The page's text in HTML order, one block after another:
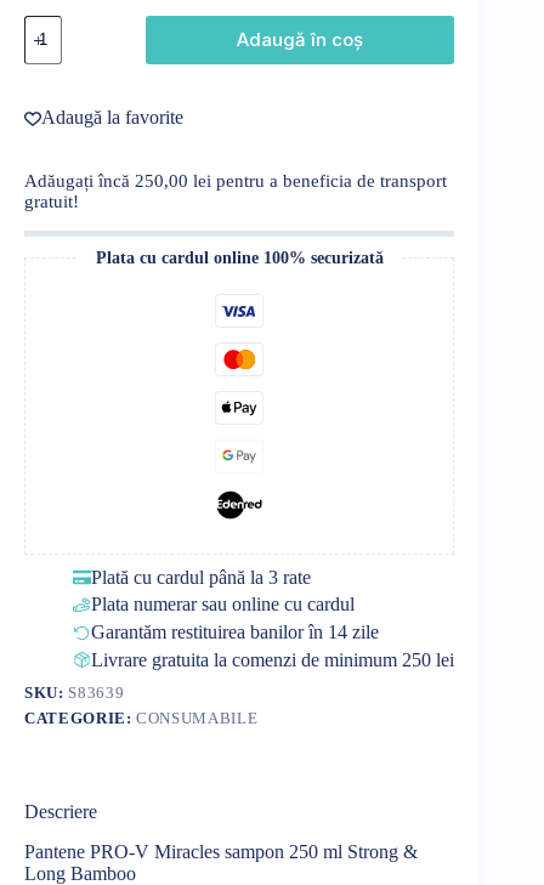
Cantitate
Pantene
PRO-
Miracles
sampon
Strong
&
Long
Adaugă în coș
Adaugă la favorite
Adăugați încă 250,00 lei pentru a beneficia de transport
gratuit!
Plata cu cardul online 100% securizată
Plată cu cardul până la 3 rate
Plata numerar sau online cu cardul
Garantăm restituirea banilor în 14 zile
Livrare gratuita la comenzi de minimum 250 lei
SKU: S83639
CATEGORIE:CONSUMABILE
Descriere
Pantene PRO-V Miracles sampon 250 ml Strong &
Long Bamboo